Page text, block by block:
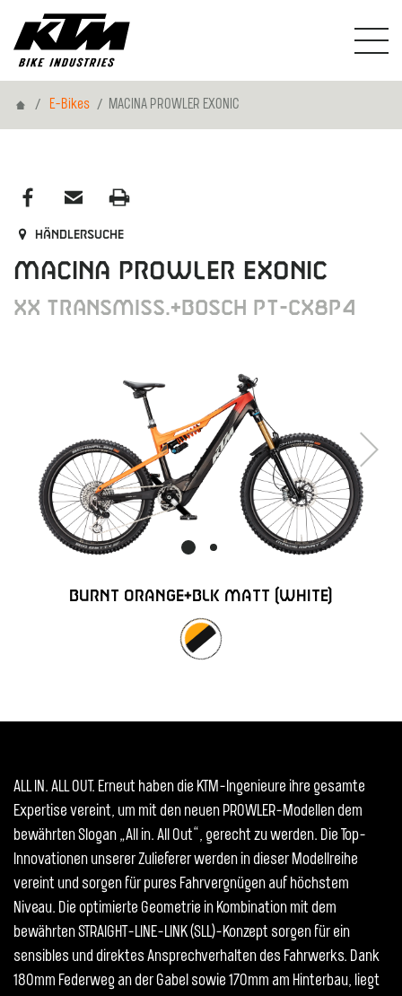
HomeE-Bikes MACINA PROWLER EXONIC
Händlersuche
MACINA PROWLER EXONIC
XX TRANSMISS.+BOSCH PT-CX8P4
Next
BURNT ORANGE+BLK MATT (WHITE)
ALL IN. ALL OUT. Erneut haben die KTM-Ingenieure ihre gesamte
Expertise vereint, um mit den neuen PROWLER-Modellen dem
bewährten Slogan „All in. All Out“, gerecht zu werden. Die Top-
Innovationen unserer Zulieferer werden in dieser Modellreihe
vereint und sorgen für pures Fahrvergnügen auf höchstem
Niveau. Die optimierte Geometrie in Kombination mit dem
bewährten STRAIGHT-LINE-LINK (SLL)-Konzept sorgen für ein
sensibles und direktes Ansprechverhalten des Fahrwerks. Dank
180mm Federweg an der Gabel sowie 170mm am Hinterbau, liegt